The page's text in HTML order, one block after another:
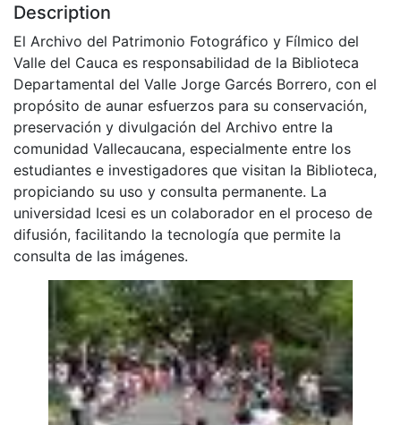
Description
El Archivo del Patrimonio Fotográfico y Fílmico del
Valle del Cauca es responsabilidad de la Biblioteca
Departamental del Valle Jorge Garcés Borrero, con el
propósito de aunar esfuerzos para su conservación,
preservación y divulgación del Archivo entre la
comunidad Vallecaucana, especialmente entre los
estudiantes e investigadores que visitan la Biblioteca,
propiciando su uso y consulta permanente. La
universidad Icesi es un colaborador en el proceso de
difusión, facilitando la tecnología que permite la
consulta de las imágenes.